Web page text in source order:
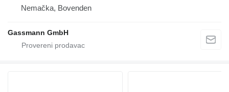
Nemačka, Bovenden
Gassmann GmbH